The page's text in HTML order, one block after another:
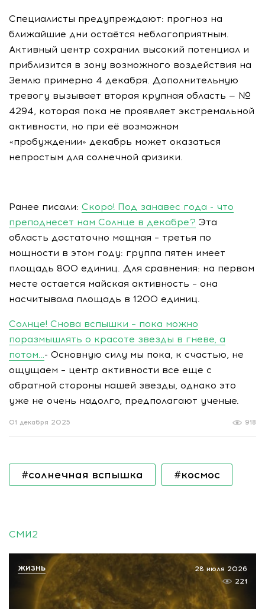
Специалисты предупреждают: прогноз на
ближайшие дни остаётся неблагоприятным.
Активный центр сохранил высокий потенциал и
приблизится в зону возможного воздействия на
Землю примерно 4 декабря. Дополнительную
тревогу вызывает вторая крупная область — №
4294, которая пока не проявляет экстремальной
активности, но при её возможном
«пробуждении» декабрь может оказаться
непростым для солнечной физики.
Ранее писали: Скоро! Под занавес года - что
преподнесет нам Солнце в декабре? Эта
область достаточно мощная – третья по
мощности в этом году: группа пятен имеет
площадь 800 единиц. Для сравнения: на первом
месте остается майская активность – она
насчитывала площадь в 1200 единиц.
Солнце! Снова вспышки – пока можно
поразмышлять о красоте звезды в гневе, а
потом…- Основную силу мы пока, к счастью, не
ощущаем – центр активности все еще с
обратной стороны нашей звезды, однако это
уже не очень надолго, предполагают ученые.
918
01 декабря 2025
#солнечная вспышка #космос
СМИ2
28 июля 2026
221
ЖИЗНЬ